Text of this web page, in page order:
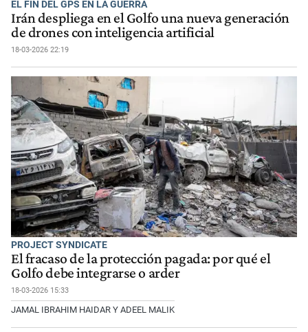
EL FIN DEL GPS EN LA GUERRA
Irán despliega en el Golfo una nueva generación
de drones con inteligencia artificial
18-03-2026 22:19
PROJECT SYNDICATE
El fracaso de la protección pagada: por qué el
Golfo debe integrarse o arder
18-03-2026 15:33
JAMAL IBRAHIM HAIDAR Y ADEEL MALIK